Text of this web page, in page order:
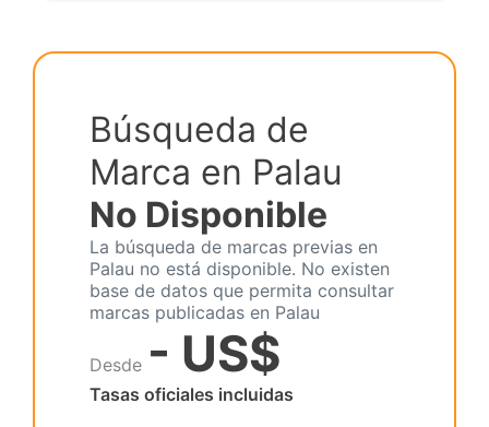
Búsqueda de
Marca en Palau
No Disponible
La búsqueda de marcas previas en
Palau no está disponible. No existen
base de datos que permita consultar
marcas publicadas en Palau
Desde - US$
Tasas oficiales incluidas